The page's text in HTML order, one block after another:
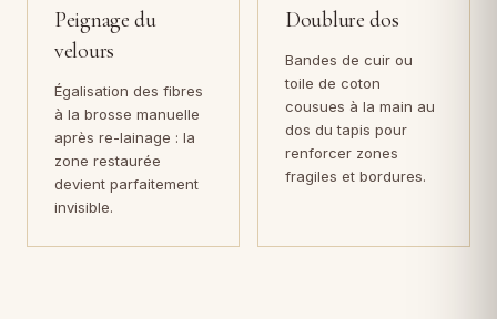
Peignage du
velours
Égalisation des fibres
à la brosse manuelle
après re-lainage : la
zone restaurée
devient parfaitement
invisible.
Doublure dos
Bandes de cuir ou
toile de coton
cousues à la main au
dos du tapis pour
renforcer zones
fragiles et bordures.